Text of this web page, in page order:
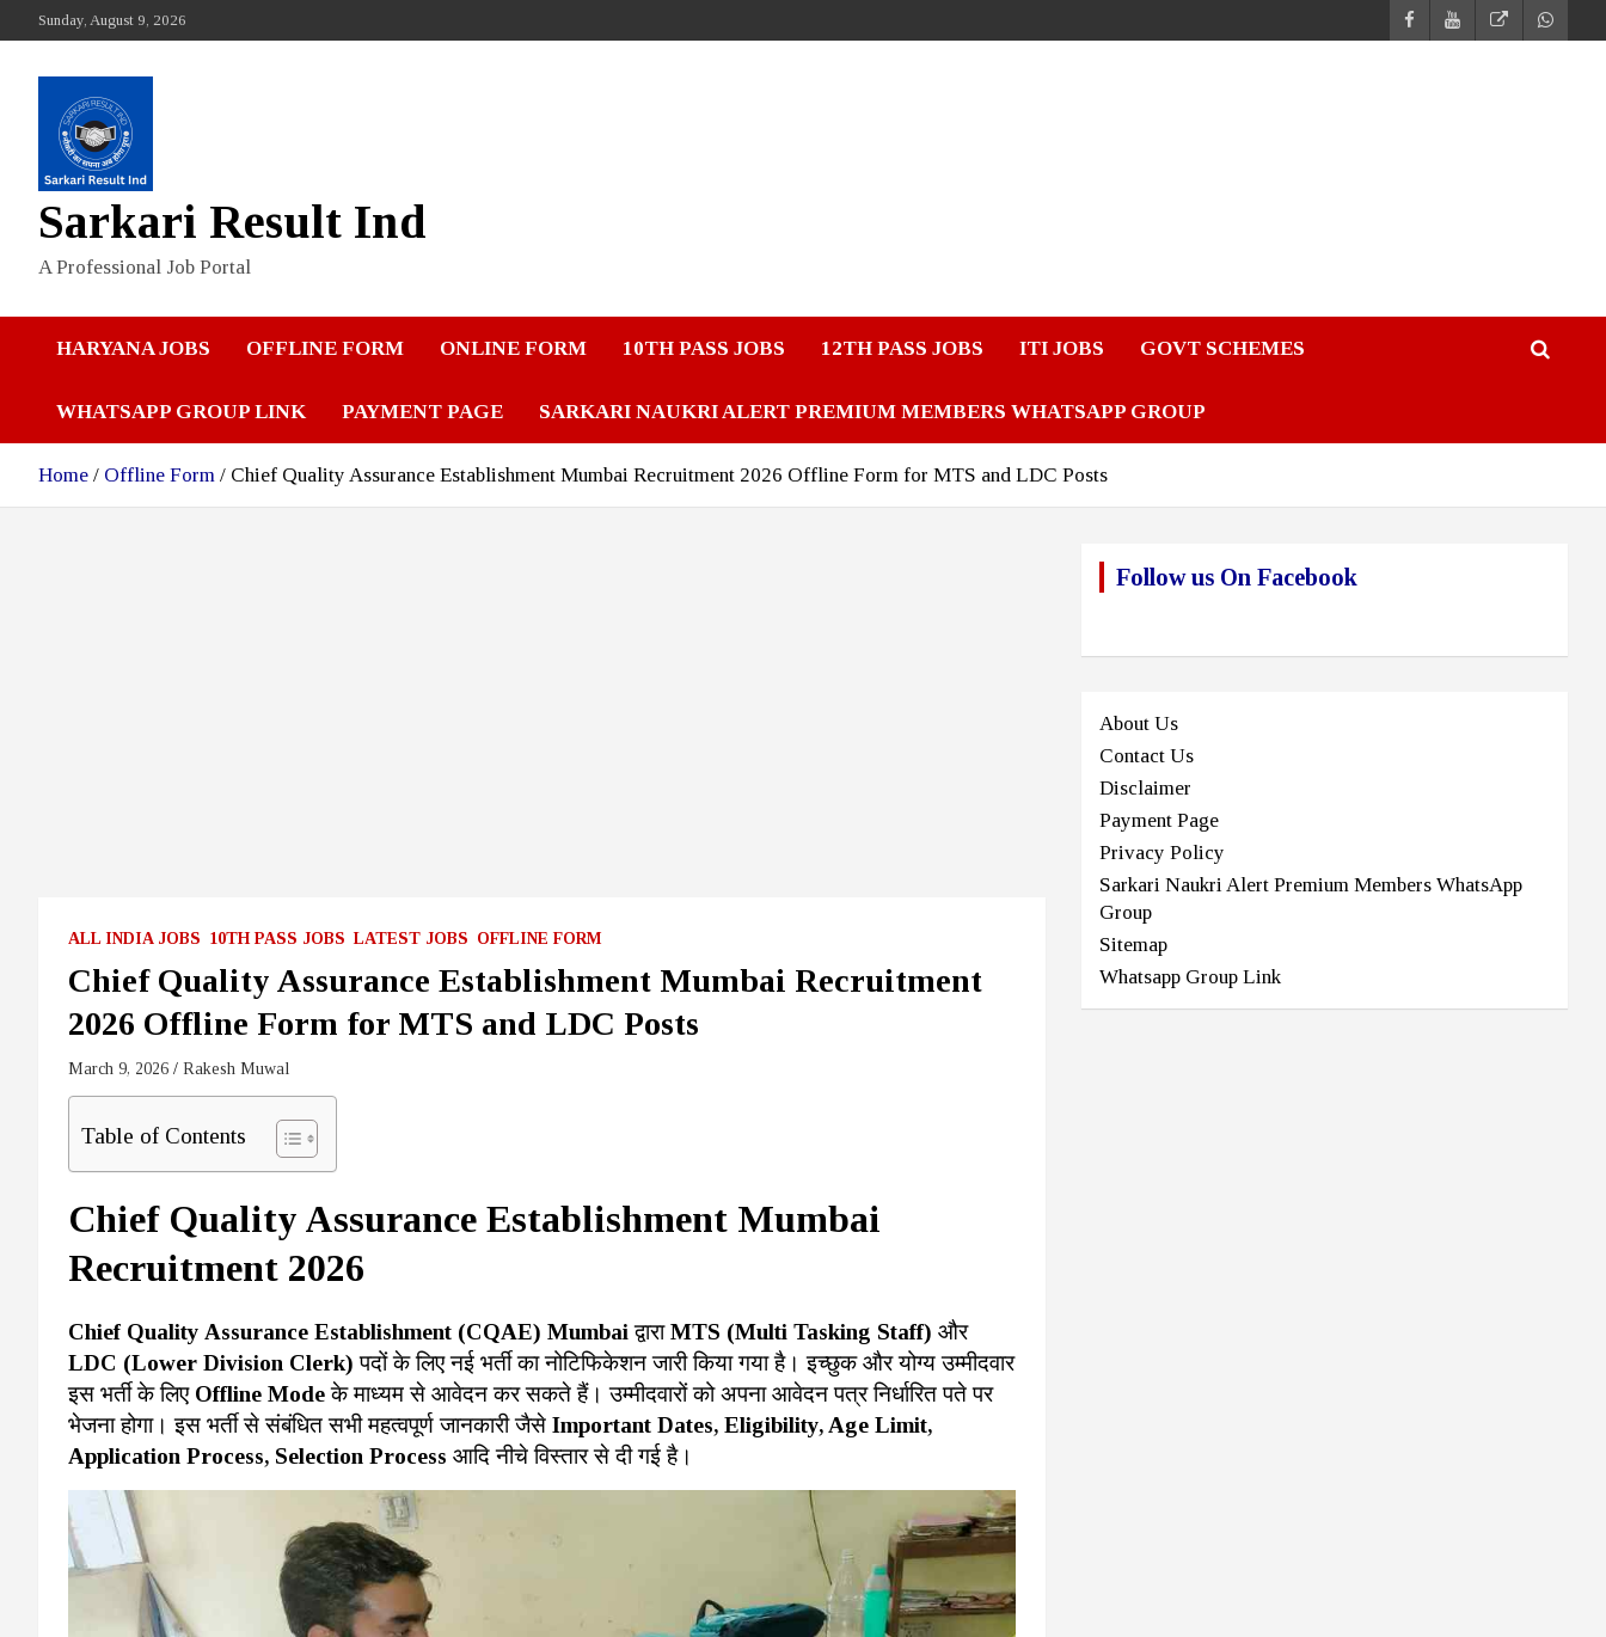
to
Sunday, August 9, 2026
Sarkari Result Ind
A Professional Job Portal
HARYANA JOBS OFFLINE FORM ONLINE FORM 10TH PASS JOBS 12TH PASS JOBS ITI JOBS GOVT SCHEMES
WHATSAPP GROUP LINK PAYMENT PAGE SARKARI NAUKRI ALERT PREMIUM MEMBERS WHATSAPP GROUP
Home Offline Form Chief Quality Assurance Establishment Mumbai Recruitment 2026 Offline Form for MTS and LDC Posts
ALL INDIA JOBS 10TH PASS JOBS LATEST JOBS OFFLINE FORM
Chief Quality Assurance Establishment Mumbai Recruitment
2026 Offline Form for MTS and LDC Posts
March 9, 2026 Rakesh Muwal
Table of Contents
Chief Quality Assurance Establishment Mumbai
Recruitment 2026
Chief Quality Assurance Establishment (CQAE) Mumbai द्वाराMTS (Multi Tasking Staff) और
LDC (Lower Division Clerk) पदों के लिए नई भर्ती का नोटिफिकेशन जारी किया गया है। इच्छुक और योग्य उम्मीदवार
इस भर्ती के लिए Offline Modeके माध्यम से आवेदन कर सकते हैं। उम्मीदवारों को अपना आवेदन पत्र निर्धारित पते पर
भेजना होगा। इस भर्ती से संबंधित सभी महत्वपूर्ण जानकारी जैसे Important Dates, Eligibility, Age Limit,
Application Process, Selection Process आदि नीचे विस्तार से दी गई है।
Follow us On Facebook
About Us
Contact Us
Disclaimer
Payment Page
Privacy Policy
Sarkari Naukri Alert Premium Members WhatsApp
Group
Sitemap
Whatsapp Group Link